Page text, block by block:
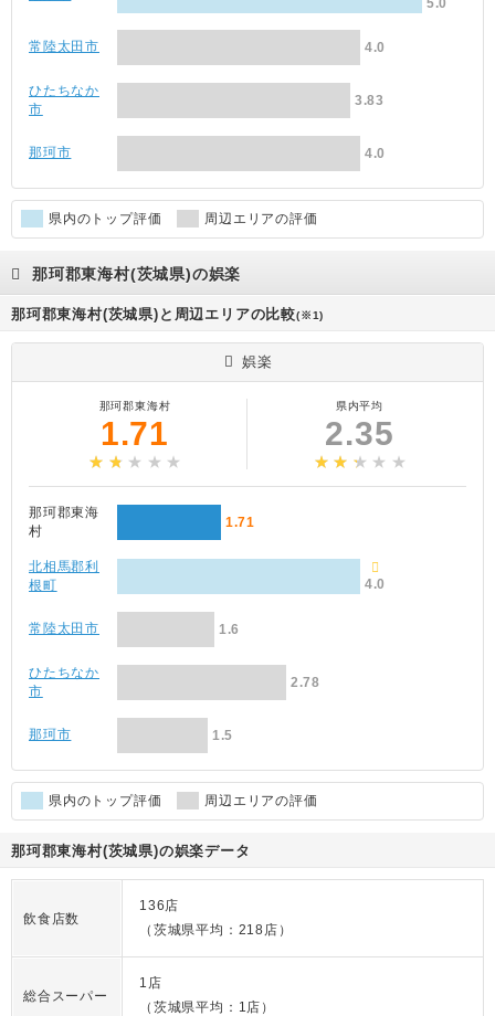
5.0
常陸太田市 4.0
ひたちなか
市
3.83
那珂市 4.0
県内のトップ評価 周辺エリアの評価
那珂郡東海村(茨城県)の娯楽
那珂郡東海村(茨城県)と周辺エリアの比較(※1)
娯楽
那珂郡東海村
1.71
県内平均
2.35
那珂郡東海
村
1.71
北相馬郡利
根町
4.0
常陸太田市 1.6
ひたちなか
市
2.78
那珂市 1.5
県内のトップ評価 周辺エリアの評価
那珂郡東海村(茨城県)の娯楽データ
飲食店数
136店
（茨城県平均：218店）
総合スーパー
1店
（茨城県平均：1店）